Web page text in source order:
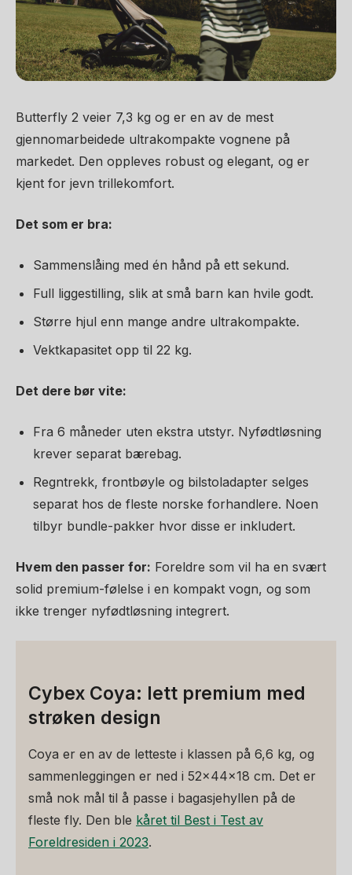
Butterfly 2 veier 7,3 kg og er en av de mest
gjennomarbeidede ultrakompakte vognene på
markedet. Den oppleves robust og elegant, og er
kjent for jevn trillekomfort.
Det som er bra:
Sammenslåing med én hånd på ett sekund.
Full liggestilling, slik at små barn kan hvile godt.
Større hjul enn mange andre ultrakompakte.
Vektkapasitet opp til 22 kg.
Det dere bør vite:
Fra 6 måneder uten ekstra utstyr. Nyfødtløsning
krever separat bærebag.
Regntrekk, frontbøyle og bilstoladapter selges
separat hos de fleste norske forhandlere. Noen
tilbyr bundle-pakker hvor disse er inkludert.
Hvem den passer for: Foreldre som vil ha en svært
solid premium-følelse i en kompakt vogn, og som
ikke trenger nyfødtløsning integrert.
Cybex Coya: lett premium med
strøken design
Coya er en av de letteste i klassen på 6,6 kg, og
sammenleggingen er ned i 52x44x18 cm. Det er
små nok mål til å passe i bagasjehyllen på de
fleste fly. Den ble kåret til Best i Test av
Foreldresiden i 2023.